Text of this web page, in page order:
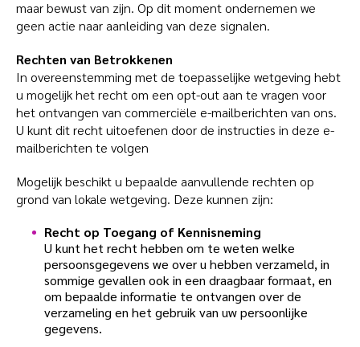
maar bewust van zijn. Op dit moment ondernemen we
geen actie naar aanleiding van deze signalen.
Rechten van Betrokkenen
In overeenstemming met de toepasselijke wetgeving hebt
u mogelijk het recht om een opt-out aan te vragen voor
het ontvangen van commerciële e-mailberichten van ons.
U kunt dit recht uitoefenen door de instructies in deze e-
mailberichten te volgen
Mogelijk beschikt u bepaalde aanvullende rechten op
grond van lokale wetgeving. Deze kunnen zijn:
Recht op Toegang of Kennisneming
U kunt het recht hebben om te weten welke
persoonsgegevens we over u hebben verzameld, in
sommige gevallen ook in een draagbaar formaat, en
om bepaalde informatie te ontvangen over de
verzameling en het gebruik van uw persoonlijke
gegevens.